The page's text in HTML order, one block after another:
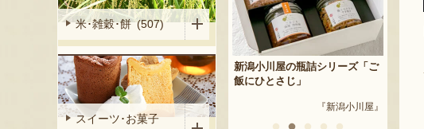
米･雑穀･餅 (507)
スイーツ･お菓子
リーズ「ご
新潟小川屋』
新潟小川屋の瓶詰シリーズ「ご
飯にひとさじ」
『新潟小川屋』
ヤスダヨーグルト ギフトセット